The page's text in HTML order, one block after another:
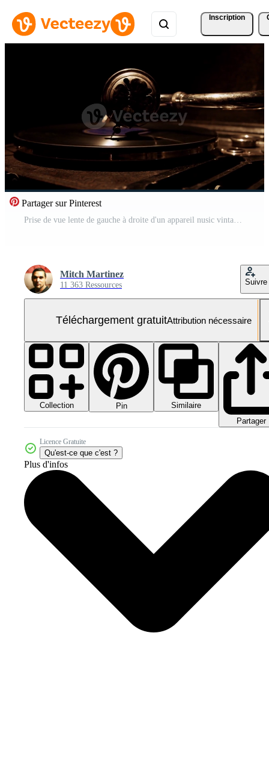
Inscription
Partager sur Pinterest
Prise de vue lente de gauche à droite d'un appareil nusic vintage jouant un disque avec un éclairage au plafond doux en 4k Vidéo Gratuite
Mitch Martinez
11 363 Ressources Suivre
Téléchargement gratuitAttribution nécessaire
Collection Pin
Similaire
Partager
Licence Gratuite
Qu'est-ce que c'est ?
Plus d'infos